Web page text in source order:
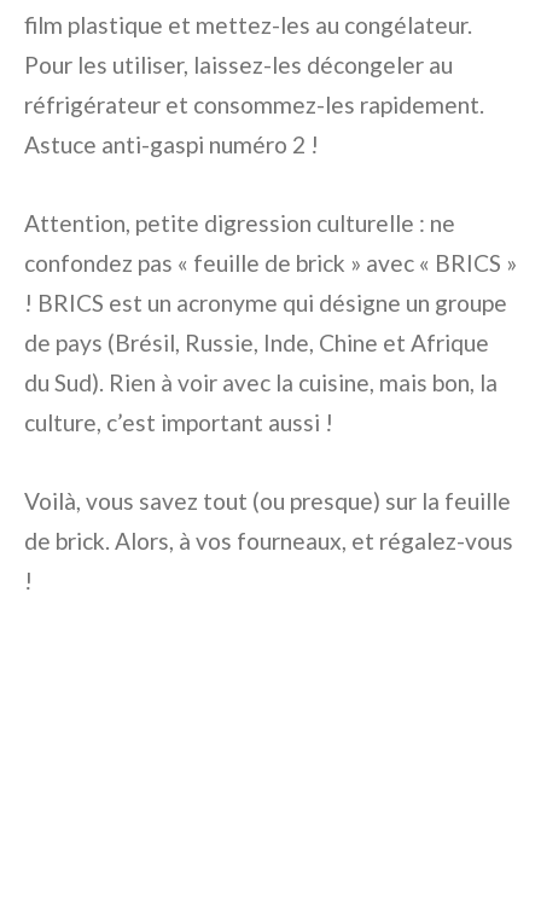
film plastique et mettez-les au congélateur.
Pour les utiliser, laissez-les décongeler au
réfrigérateur et consommez-les rapidement.
Astuce anti-gaspi numéro 2 !
Attention, petite digression culturelle : ne
confondez pas « feuille de brick » avec « BRICS »
! BRICS est un acronyme qui désigne un groupe
de pays (Brésil, Russie, Inde, Chine et Afrique
du Sud). Rien à voir avec la cuisine, mais bon, la
culture, c’est important aussi !
Voilà, vous savez tout (ou presque) sur la feuille
de brick. Alors, à vos fourneaux, et régalez-vous
!